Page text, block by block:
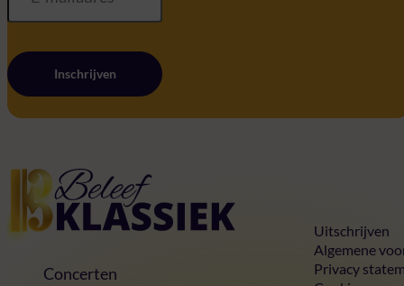
Inschrijven
Concerten
Uitschrijven
Algemene
Privacy